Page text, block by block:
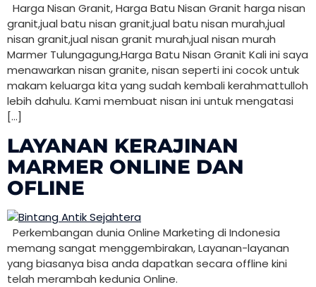
Harga Nisan Granit, Harga Batu Nisan Granit harga nisan
granit,jual batu nisan granit,jual batu nisan murah,jual
nisan granit,jual nisan granit murah,jual nisan murah
Marmer Tulungagung,Harga Batu Nisan Granit Kali ini saya
menawarkan nisan granite, nisan seperti ini cocok untuk
makam keluarga kita yang sudah kembali kerahmattulloh
lebih dahulu. Kami membuat nisan ini untuk mengatasi
[…]
LAYANAN KERAJINAN
MARMER ONLINE DAN
OFLINE
Perkembangan dunia Online Marketing di Indonesia
memang sangat menggembirakan, Layanan-layanan
yang biasanya bisa anda dapatkan secara offline kini
telah merambah kedunia Online.